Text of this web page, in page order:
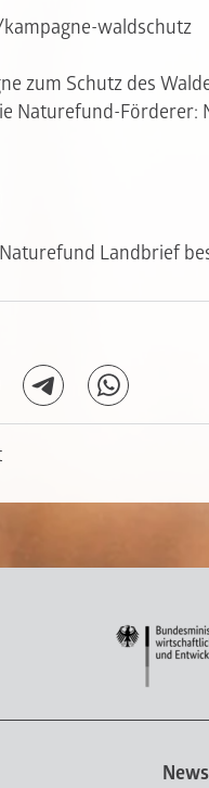
waldschutz
zum Schutz des
Naturefund-Förderer:
Landbrief